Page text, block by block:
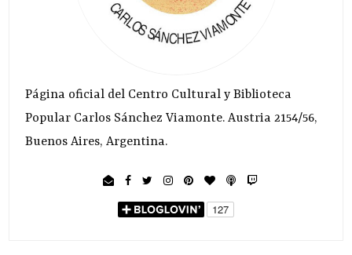
Página oficial del Centro Cultural y Biblioteca
Popular Carlos Sánchez Viamonte. Austria 2154/56,
Buenos Aires, Argentina.